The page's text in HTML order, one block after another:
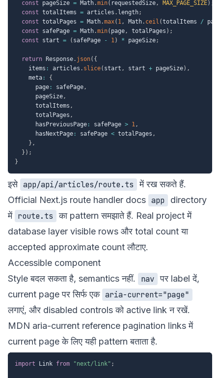
const pageSize = Math.min( requestedSize, MAX_PAGE_SIZE) ;
const totalItems = articles . length;
const totalPages = Math.max( 1, Math. ceil (totalItems /
const safePage = Math.min( page, totalPages ) ;
const start = ( safePage - 1) * pageSize;
return Response. json( {
    items
: articles . slice( start , start + pageSize) ,
    meta
:
{
      page
: safePage,
      pageSize
,
      totalItems
,
      totalPages
,
      hasPreviousPage
: safePage > 1,
      hasNextPage
: safePage < totalPages ,
} ,
} ) ;
}
इसे app/api/articles/route.ts में रख सकते हैं.
Official Next.js route handler docs app
directory
में route.ts का pattern समझाते हैं. Real project में
database layer visible rows और total count या
accepted approximate count लौटाए.
Accessible component
Style बदल सकता है, semantics नहीं.
nav पर label दें,
current page पर सिर्फ एक aria-current="page"
लगाएं, और disabled controls को active link न रखें.
MDN aria-current reference pagination links में
current page के लिए यही pattern बताता है.
import Link from "next/link" ;